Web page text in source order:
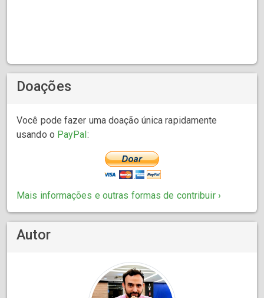
Doações
Você pode fazer uma doação única rapidamente
usando o PayPal:
Mais informações e outras formas de contribuir ›
Autor